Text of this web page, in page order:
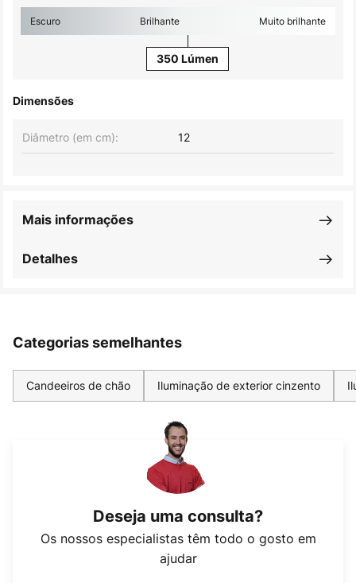
Escuro Brilhante Muito brilhante
350 Lúmen
Dimensões
Diâmetro (em cm): 12
Detalhes
Mais informações
Categorias semelhantes
Candeeiros de chão Iluminação de exterior cinzento
Deseja uma consulta?
Os nossos especialistas têm todo o gosto em
ajudar